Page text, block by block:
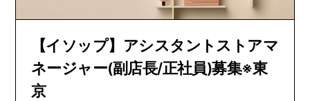
【イソップ】アシスタントストアマ
ネージャー(副店長/正社員)募集※東
京